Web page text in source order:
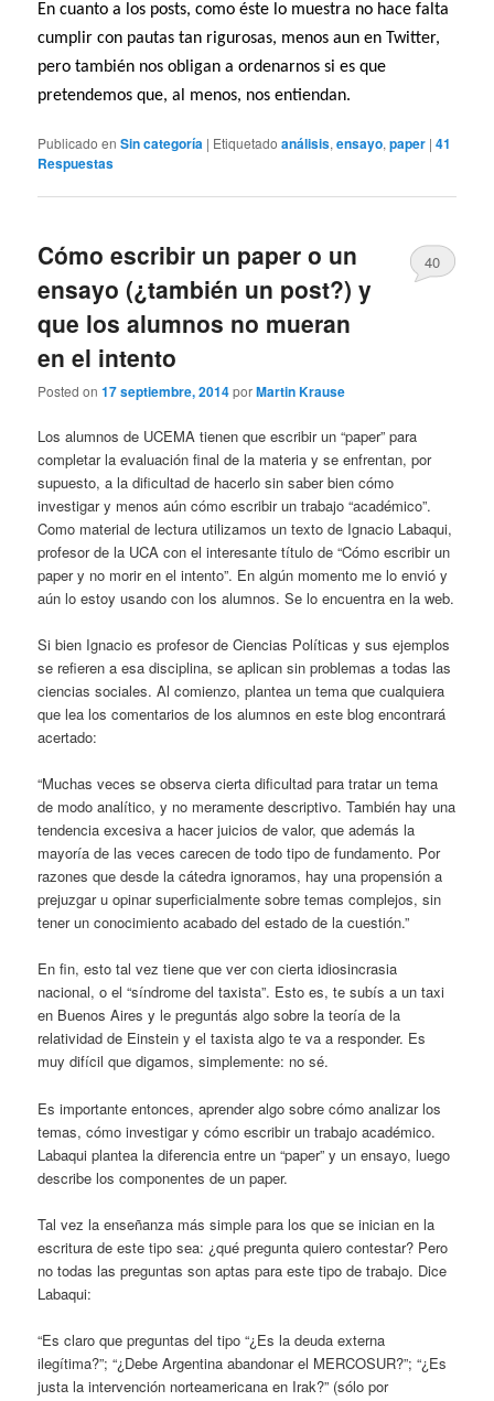
En cuanto a los posts, como éste lo muestra no hace falta
cumplir con pautas tan rigurosas, menos aun en Twitter,
pero también nos obligan a ordenarnos si es que
pretendemos que, al menos, nos entiendan.
Publicado en Sin categoría | Etiquetado análisis,ensayo,paper |41
Respuestas
Cómo escribir un paper o un
ensayo (¿también un post?) y
que los alumnos no mueran
en el intento
Posted on17 septiembre, 2014porMartin Krause
40
Los alumnos de UCEMA tienen que escribir un “paper” para
completar la evaluación final de la materia y se enfrentan, por
supuesto, a la dificultad de hacerlo sin saber bien cómo
investigar y menos aún cómo escribir un trabajo “académico”.
Como material de lectura utilizamos un texto de Ignacio Labaqui,
profesor de la UCA con el interesante título de “Cómo escribir un
paper y no morir en el intento”. En algún momento me lo envió y
aún lo estoy usando con los alumnos. Se lo encuentra en la web.
Si bien Ignacio es profesor de Ciencias Políticas y sus ejemplos
se refieren a esa disciplina, se aplican sin problemas a todas las
ciencias sociales. Al comienzo, plantea un tema que cualquiera
que lea los comentarios de los alumnos en este blog encontrará
acertado:
“Muchas veces se observa cierta dificultad para tratar un tema
de modo analítico, y no meramente descriptivo. También hay una
tendencia excesiva a hacer juicios de valor, que además la
mayoría de las veces carecen de todo tipo de fundamento. Por
razones que desde la cátedra ignoramos, hay una propensión a
prejuzgar u opinar superficialmente sobre temas complejos, sin
tener un conocimiento acabado del estado de la cuestión.”
En fin, esto tal vez tiene que ver con cierta idiosincrasia
nacional, o el “síndrome del taxista”. Esto es, te subís a un taxi
en Buenos Aires y le preguntás algo sobre la teoría de la
relatividad de Einstein y el taxista algo te va a responder. Es
muy difícil que digamos, simplemente: no sé.
Es importante entonces, aprender algo sobre cómo analizar los
temas, cómo investigar y cómo escribir un trabajo académico.
Labaqui plantea la diferencia entre un “paper” y un ensayo, luego
describe los componentes de un paper.
Tal vez la enseñanza más simple para los que se inician en la
escritura de este tipo sea: ¿qué pregunta quiero contestar? Pero
no todas las preguntas son aptas para este tipo de trabajo. Dice
Labaqui:
“Es claro que preguntas del tipo “¿Es la deuda externa
ilegítima?”; “¿Debe Argentina abandonar el MERCOSUR?”; “¿Es
justa la intervención norteamericana en Irak?” (sólo por